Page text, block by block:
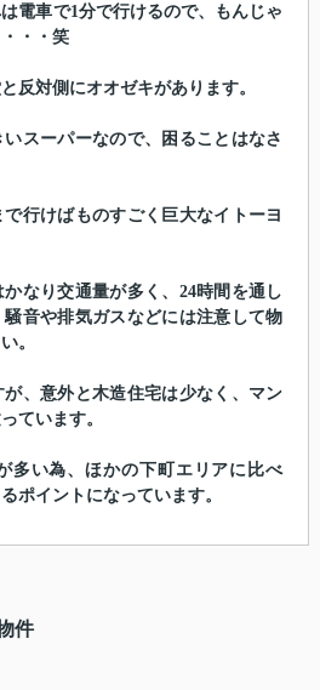
電車で1分で行けるので、もんじゃ
・・笑
反対側にオオゼキがあります。
スーパーなので、困ることはなさ
行けばものすごく巨大なイトーヨ
なり交通量が多く、24時間を通し
音や排気ガスなどには注意して物
。
、意外と木造住宅は少なく、マン
ています。
多い為、ほかの下町エリアに比べ
ポイントになっています。
件